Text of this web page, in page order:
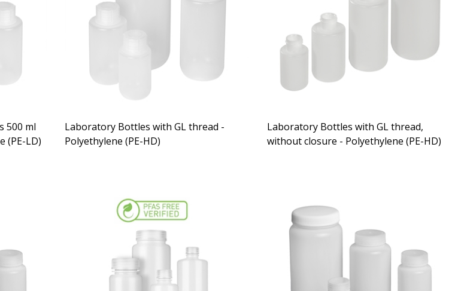
500 ml
(PE-LD)
Laboratory Bottles with GL thread -
Polyethylene (PE-HD)
Laboratory Bottles with GL thread,
without closure - Polyethylene (PE-HD)